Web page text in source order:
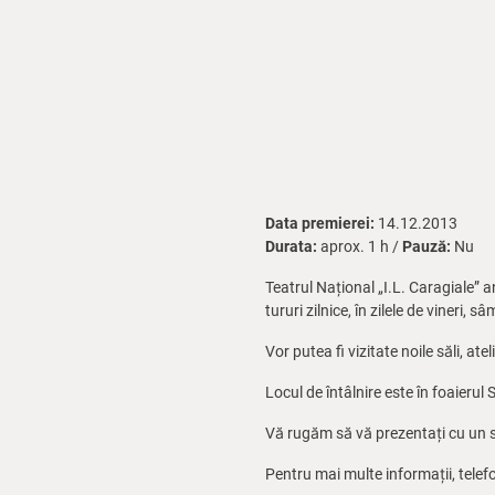
Data premierei: 14.12.2013
Durata: aprox. 1 h / Pauză: Nu
Teatrul Național „I.L. Caragiale”
tururi zilnice, în zilele de vineri,
Vor putea fi vizitate noile săli,
Locul de întâlnire este în foaierul
Vă rugăm să vă prezentați cu un
Pentru mai multe informații,